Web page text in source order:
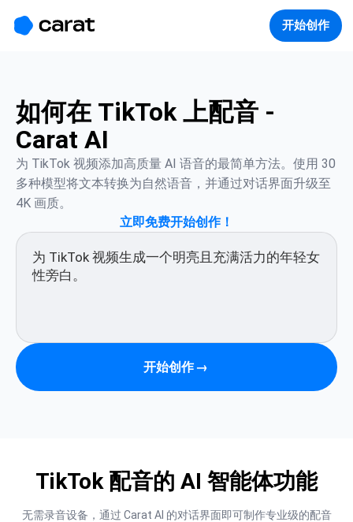
开始创作
如何在 TikTok 上配音 -
Carat AI
为 TikTok 视频添加高质量 AI 语音的最简单方法。使用 30
多种模型将文本转换为自然语音，并通过对话界面升级至
4K 画质。
立即免费开始创作！
开始创作 →
TikTok 配音的 AI 智能体功能
无需录音设备，通过 Carat AI 的对话界面即可制作专业级的配音